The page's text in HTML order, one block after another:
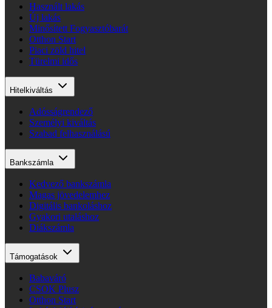
Használt lakás
Új lakás
Minősített Fogyasztóbarát
Otthon Start
Piaci zöld hitel
Türelmi idős
Hitelkiváltás
Adósságrendező
Személyi kiváltás
Szabad felhasználású
Bankszámla
Kedvező bankszámla
Magas jövedelemhez
Digitális bankoláshoz
Gyakori utaláshoz
Diákszámla
Támogatások
Babaváró
CSOK Plusz
Otthon Start